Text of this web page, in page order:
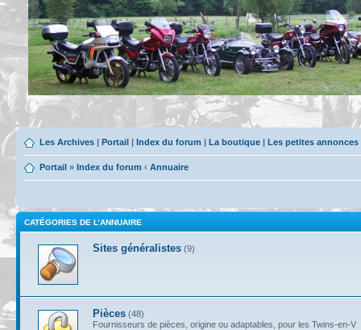
Les Archives | Portail | Index du forum | La boutique | Les petites
Portail » Index du forum ‹ Annuaire
CATÉGORIES DE L’ANNUAIRE
Sites généralistes (9)
Pièces (48)
Fournisseurs de pièces, origine ou adaptables, pour les Twins-en-V